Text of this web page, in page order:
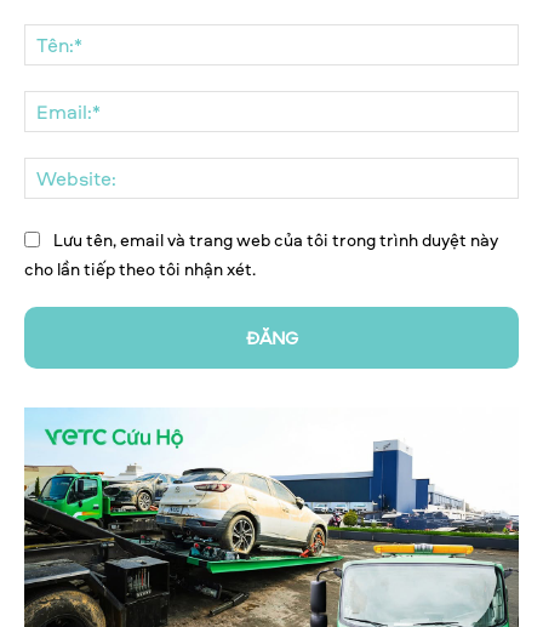
luận:
Lưu tên, email và trang web của tôi trong trình duyệt này
cho lần tiếp theo tôi nhận xét.